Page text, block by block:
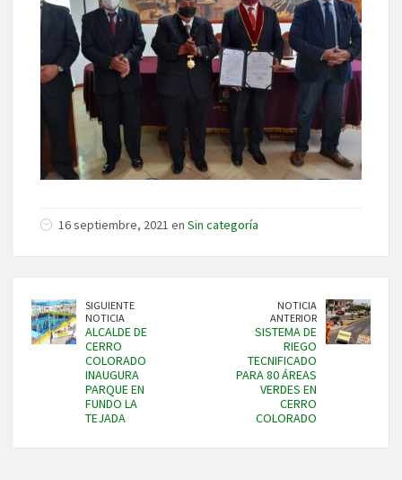
16 septiembre, 2021 en Sin categoría
SIGUIENTE
NOTICIA
ALCALDE DE
CERRO
COLORADO
INAUGURA
PARQUE EN
FUNDO LA
TEJADA
NOTICIA
ANTERIOR
SISTEMA DE
RIEGO
TECNIFICADO
PARA 80 ÁREAS
VERDES EN
CERRO
COLORADO